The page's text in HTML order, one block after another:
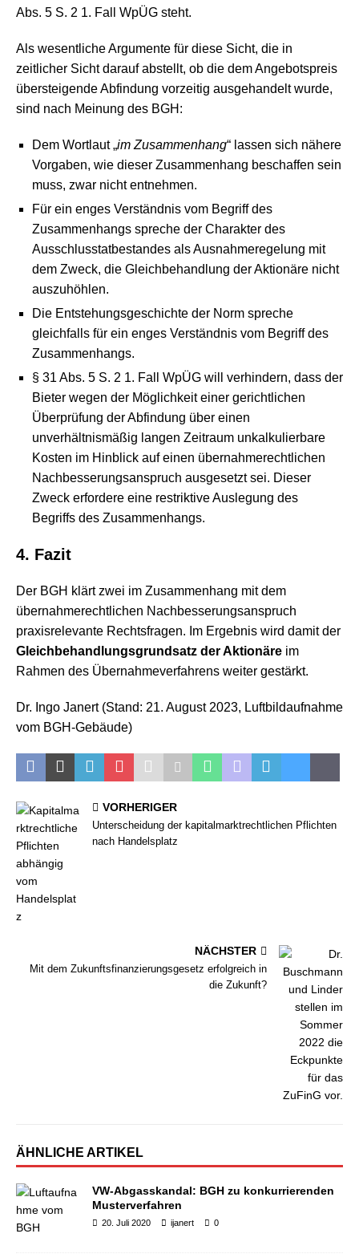
Abs. 5 S. 2 1. Fall WpÜG steht.
Als wesentliche Argumente für diese Sicht, die in
zeitlicher Sicht darauf abstellt, ob die dem Angebotspreis
übersteigende Abfindung vorzeitig ausgehandelt wurde,
sind nach Meinung des BGH:
Dem Wortlaut „im Zusammenhang“ lassen sich nähere
Vorgaben, wie dieser Zusammenhang beschaffen sein
muss, zwar nicht entnehmen.
Für ein enges Verständnis vom Begriff des
Zusammenhangs spreche der Charakter des
Ausschlusstatbestandes als Ausnahmeregelung mit
dem Zweck, die Gleichbehandlung der Aktionäre nicht
auszuhöhlen.
Die Entstehungsgeschichte der Norm spreche
gleichfalls für ein enges Verständnis vom Begriff des
Zusammenhangs.
§ 31 Abs. 5 S. 2 1. Fall WpÜG will verhindern, dass der
Bieter wegen der Möglichkeit einer gerichtlichen
Überprüfung der Abfindung über einen
unverhältnismäßig langen Zeitraum unkalkulierbare
Kosten im Hinblick auf einen übernahmerechtlichen
Nachbesserungsanspruch ausgesetzt sei. Dieser
Zweck erfordere eine restriktive Auslegung des
Begriffs des Zusammenhangs.
4. Fazit
Der BGH klärt zwei im Zusammenhang mit dem
übernahmerechtlichen Nachbesserungsanspruch
praxisrelevante Rechtsfragen. Im Ergebnis wird damit der
Gleichbehandlungsgrundsatz der Aktionäre im
Rahmen des Übernahmeverfahrens weiter gestärkt.
Dr. Ingo Janert (Stand: 21. August 2023, Luftbildaufnahme
vom BGH-Gebäude)
VORHERIGER
Unterscheidung der kapitalmarktrechtlichen Pflichten
nach Handelsplatz
NÄCHSTER
Mit dem Zukunftsfinanzierungsgesetz erfolgreich in
die Zukunft?
ÄHNLICHE ARTIKEL
VW-Abgasskandal: BGH zu konkurrierenden
Musterverfahren
20. Juli 2020 ijanert 0